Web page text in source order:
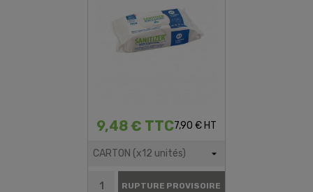
9,48 € TTC7,90 € HT
RUPTURE PROVISOIRE